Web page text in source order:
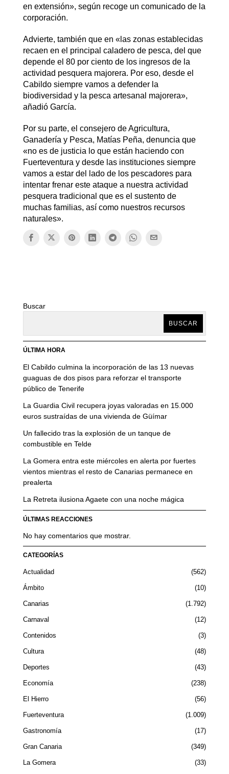
en extensión», según recoge un comunicado de la
corporación.
Advierte, también que en «las zonas establecidas
recaen en el principal caladero de pesca, del que
depende el 80 por ciento de los ingresos de la
actividad pesquera majorera. Por eso, desde el
Cabildo siempre vamos a defender la
biodiversidad y la pesca artesanal majorera»,
añadió García.
Por su parte, el consejero de Agricultura,
Ganadería y Pesca, Matías Peña, denuncia que
«no es de justicia lo que están haciendo con
Fuerteventura y desde las instituciones siempre
vamos a estar del lado de los pescadores para
intentar frenar este ataque a nuestra actividad
pesquera tradicional que es el sustento de
muchas familias, así como nuestros recursos
naturales».
Buscar
BUSCAR
ÚLTIMA HORA
El Cabildo culmina la incorporación de las 13 nuevas
guaguas de dos pisos para reforzar el transporte
público de Tenerife
La Guardia Civil recupera joyas valoradas en 15.000
euros sustraídas de una vivienda de Güímar
Un fallecido tras la explosión de un tanque de
combustible en Telde
La Gomera entra este miércoles en alerta por fuertes
vientos mientras el resto de Canarias permanece en
prealerta
La Retreta ilusiona Agaete con una noche mágica
ÚLTIMAS REACCIONES
No hay comentarios que mostrar.
CATEGORÍAS
Actualidad 562
Ámbito 10
Canarias 1.792
Carnaval 12
Contenidos 3
Cultura 48
Deportes 43
Economía 238
El Hierro 56
Fuerteventura 1.009
Gastronomía 17
Gran Canaria 349
La Gomera 33